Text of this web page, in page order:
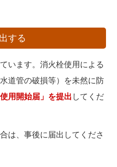
する
います。消火栓使用による
道管の破損等）を未然に防
用開始届」を提出してくだ
は、事後に届出してくださ